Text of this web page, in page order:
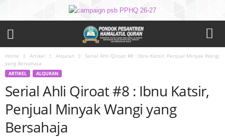
Home Artikel Alquran
Serial Ahli Qiroat #8 : Ibnu Katsir, Penjual Minyak Wangi
yang Bersahaja
ARTIKEL ALQURAN
Serial Ahli Qiroat #8 : Ibnu Katsir,
Penjual Minyak Wangi yang
Bersahaja